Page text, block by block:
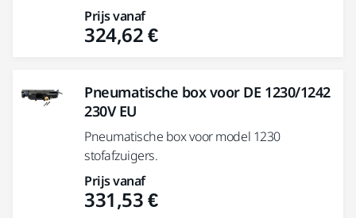
Prijs vanaf
324,62 €
Pneumatische box voor DE 1230/1242
230V EU
Pneumatische box voor model 1230
stofafzuigers.
Prijs vanaf
331,53 €